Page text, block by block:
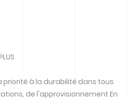
priorité à la durabilité dans tous
de l'approvisionnement En